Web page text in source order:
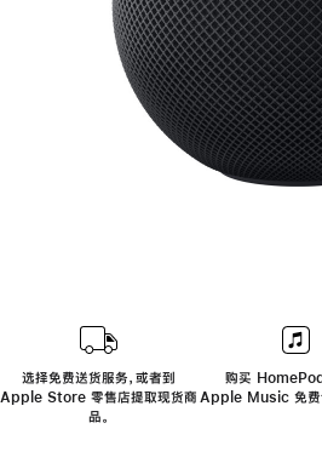
选择免费送货服务，或者到
Apple Store 零售店提取现货商
品。
购买
Apple Music 免费